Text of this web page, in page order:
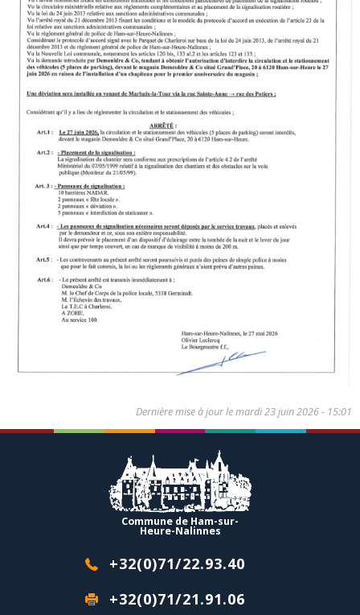
Dernière mise à jour lemardi 23 juin 2026 - 15:01
Commune de Ham-sur-
Heure-Nalinnes
+32(0)71/22.93.40
+32(0)71/21.91.06